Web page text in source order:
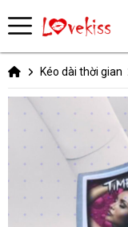
Kéo dài thời gian